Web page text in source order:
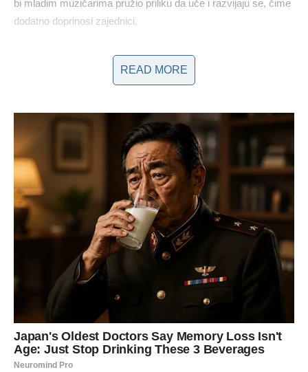
bi mladim muzičarima pružio priliku da uče i razvijaju se, čime
dodatno doprinosi zajednici.
Zaključak: Učenje iz prošlosti i prisustvo
Kako godine prolaze, Ivan Gavrilović postaje svestan da
muzička scena prolazi kroz konstantne promene. Njegova
sposobnost analize prošlih iskustava i njihovo primenjivanje na
današnje izazove čini ga relevantnim i poštovanim likom, kako
među kolegama, tako i među obožavaocima.
muzičke industrije, on nastavlja da inspiriše mlađe generacije,
dok istovremeno prati razvoj scene. Njegova sposobnost da
prepoznaje talente i doprinosi stvaranju muzičke budućnosti
ostavlja neizbrisiv trag u svetu muzike. U jednom od svojih
poslednjih intervjua, Gavrilović je naglasio: “Bitno je znati
odakle dolazimo, kako bismo znali kuda idemo.”
Gavrilović, kao istinska legenda, pokazuje da je muzička
strast bezvremenska. Njegov doprinos sceni ostaje
neprocenjiv, a svaka nova pesma koju izda predstavlja još
jedan korak ka očuvanju bogate tradicije muzike devedesetih.
READ MORE